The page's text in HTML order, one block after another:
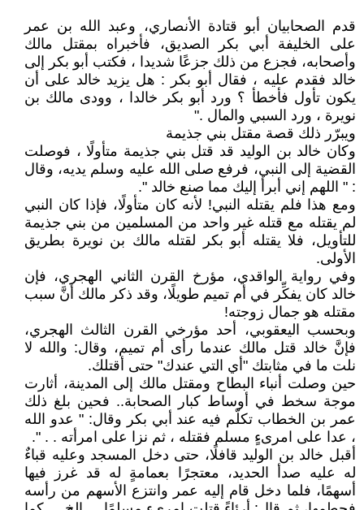
قدم الصحابيان أبو قتادة الأنصاري، وعبد الله بن عمر
على الخليفة أبي بكر الصديق، فأخبراه بمقتل مالك
وأصحابه، فجزع من ذلك جزعًا شديدا ، فكتب أبو بكر إلى
خالد فقدم عليه ، فقال أبو بكر : هل يزيد خالد على أن
يكون تأول فأخطأ ؟ ورد أبو بكر خالدا ، وودى مالك بن
نويرة ، ورد السبي والمال ."
ويبرّر ذلك قصة مقتل بني جذيمة
وكان خالد بن الوليد قد قتل بني جذيمة متأولًا ، فوصلت
القضية إلى النبي، فرفع صلى الله عليه وسلم يديه، وقال
: " اللهم إني أبرأ إليك مما صنع خالد ".
ومع هذا فلم يقتله النبي! لأنه كان متأولًا، فإذا كان النبي
لم يقتله مع قتله غير واحد من المسلمين من بني جذيمة
للتأويل، فلا يقتله أبو بكر لقتله مالك بن نويرة بطريق
الأولى.
وفي رواية الواقدي، مؤرخ القرن الثاني الهجري، فإن
خالد كان يفكِّر في أم تميم طويلًا، وقد ذكر مالك أنَّ سبب
مقتله هو جمال زوجته!
وبحسب اليعقوبي، أحد مؤرخي القرن الثالث الهجري،
فإنَّ خالد قتل مالك عندما رأى أم تميم، وقال: والله لا
نلت ما في مثابتك "أي التي عندك" حتى أقتلك.
حين وصلت أنباء البطاح ومقتل مالك إلى المدينة، أثارت
موجة سخط في أوساط كبار الصحابة.. فحين بلغ ذلك
عمر بن الخطاب تكلّم فيه عند أبي بكر وقال: " عدو الله
، عدا على امرىءٍ مسلم فقتله ، ثم نزا على امرأته . . ".
أقبل خالد بن الوليد قافلًا، حتى دخل المسجد وعليه قباءٌ
له عليه صدأ الحديد، معتجرًا بعمامةٍ له قد غرز فيها
أسهمًا، فلما دخل قام إليه عمر وانتزع الأسهم من رأسه